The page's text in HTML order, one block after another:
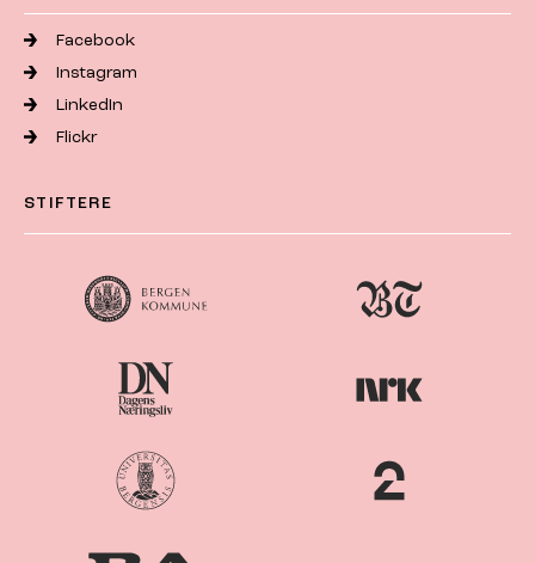
Facebook
Instagram
LinkedIn
Flickr
STIFTERE